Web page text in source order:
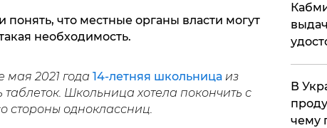
что местные органы власти могут
необходимость.
2021 года 14-летняя школьницаиз
Школьница хотела покончить с
стороны одноклассниц.
В
чему